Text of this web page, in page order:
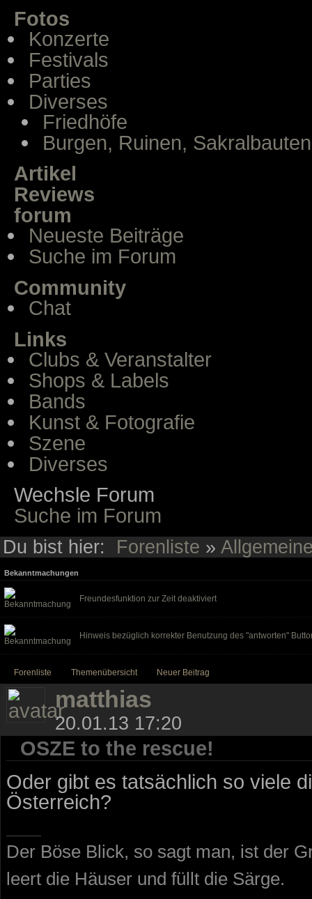
Fotos
Konzerte
Festivals
Parties
Diverses
Friedhöfe
Burgen, Ruinen, Sakralbauten
Artikel
Reviews
forum
Neueste Beiträge
Suche im Forum
Community
Chat
Links
Clubs & Veranstalter
Shops & Labels
Bands
Kunst & Fotografie
Szene
Diverses
Wechsle Forum
Suche im Forum
Du bist hier: Forenliste »
Bekanntmachungen
Freundesfunktion zur Zeit deaktiviert
Hinweis bezüglich korrekter Benutzung des "antworten"
Forenliste Themenübersicht Neuer Beitrag
matthias
20.01.13 17:20
OSZE to the rescue!
Oder gibt es tatsächlich so viele
Österreich?
Der Böse Blick, so sagt man, ist der
leert die Häuser und füllt die Särge.